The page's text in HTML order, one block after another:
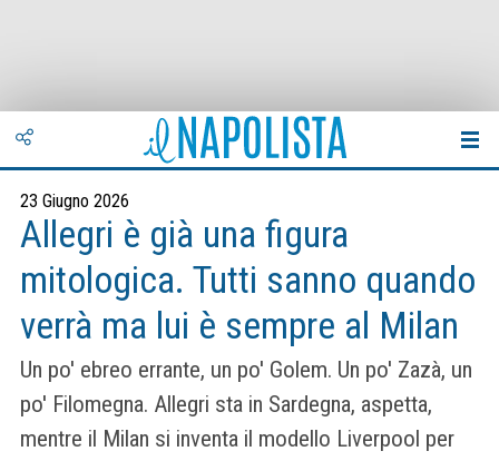
23 Giugno 2026
Allegri è già una figura
mitologica. Tutti sanno quando
verrà ma lui è sempre al Milan
Un po' ebreo errante, un po' Golem. Un po' Zazà, un
po' Filomegna. Allegri sta in Sardegna, aspetta,
mentre il Milan si inventa il modello Liverpool per